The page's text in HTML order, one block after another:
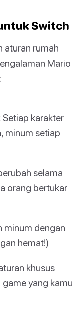
Switch
aturan rumah
Mario
Setiap karakter
minum setiap
selama
orang bertukar
minum dengan
hemat!)
khusus
yang kamu